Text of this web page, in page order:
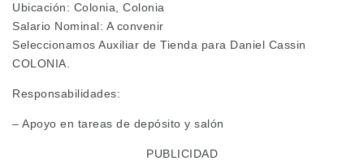
Ubicación: Colonia, Colonia
Salario Nominal: A convenir
Seleccionamos Auxiliar de Tienda para Daniel Cassin
COLONIA.
Responsabilidades:
– Apoyo en tareas de depósito y salón
PUBLICIDAD